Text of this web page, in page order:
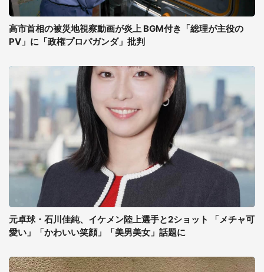
高市首相の被災地視察動画が炎上 BGM付き「総理が主役の
PV」に「政権プロパガンダ」批判
元卓球・石川佳純、イケメン陸上選手と2ショット 「メチャ可
愛い」「かわいい笑顔」「美男美女」話題に